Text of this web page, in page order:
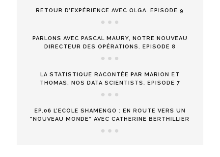
RETOUR D’EXPÉRIENCE AVEC OLGA. EPISODE 9
PARLONS AVEC PASCAL MAURY, NOTRE NOUVEAU
DIRECTEUR DES OPÉRATIONS. EPISODE 8
LA STATISTIQUE RACONTÉE PAR MARION ET
THOMAS, NOS DATA SCIENTISTS. EPISODE 7
EP.06 L’ECOLE SHAMENGO : EN ROUTE VERS UN
“NOUVEAU MONDE” AVEC CATHERINE BERTHILLIER